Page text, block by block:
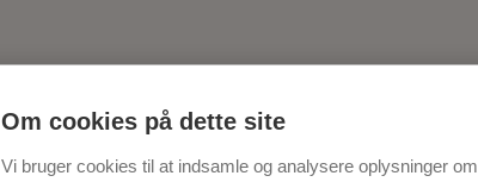
Om cookies på dette site
Vi bruger cookies til at indsamle og analysere oplysninger om